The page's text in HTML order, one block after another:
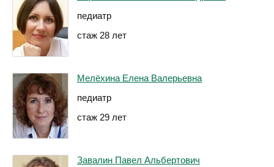
педиатр
стаж 28 лет
Мелёхина Елена Валерьевна
педиатр
стаж 29 лет
Завалин Павел Альбертович